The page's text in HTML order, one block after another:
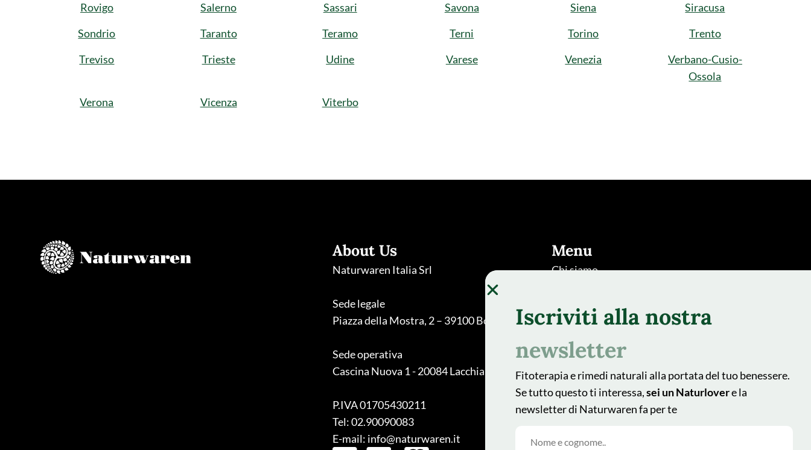
Rovigo
Salerno Sassari Savona Siena
Siracusa
Sondrio
Taranto Teramo Terni Torino
Trento
Treviso
Trieste Udine Varese Venezia
Verbano-Cusio-
Ossola
Verona
Vicenza Viterbo
About Us
Naturwaren Italia Srl
Sede legale
Piazza della Mostra, 2 – 39100 Bolzano
Sede operativa
Cascina Nuova 1 - 20084 Lacchiarella (MI)
P.IVA 01705430211
Tel: 02.90090083
E-mail: info@naturwaren.it
Menu
Chi siamo
Piante
Natur Blog
Shop
Area farmacisti
Recedere dal contratto qui
Iscriviti alla nostra
newsletter
Fitoterapia e rimedi naturali alla portata del tuo benessere.
Se tutto questo ti interessa,sei un Naturlovere la
newsletter di Naturwaren fa per te